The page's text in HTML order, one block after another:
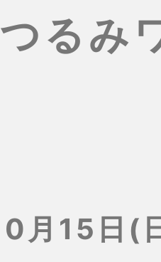
るみ
月15日